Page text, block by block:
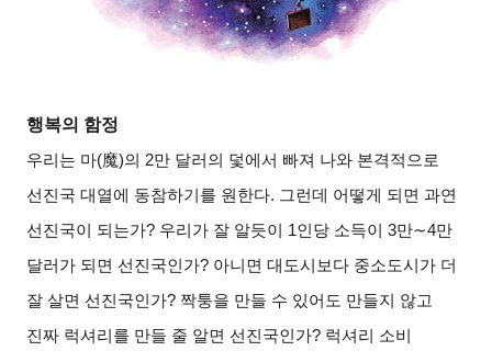
행복의 함정
우리는 마(魔)의 2만 달러의 덫에서 빠져 나와 본격적으로
선진국 대열에 동참하기를 원한다. 그런데 어떻게 되면 과연
선진국이 되는가? 우리가 잘 알듯이 1인당 소득이 3만∼4만
달러가 되면 선진국인가? 아니면 대도시보다 중소도시가 더
잘 살면 선진국인가? 짝퉁을 만들 수 있어도 만들지 않고
진짜 럭셔리를 만들 줄 알면 선진국인가? 럭셔리 소비